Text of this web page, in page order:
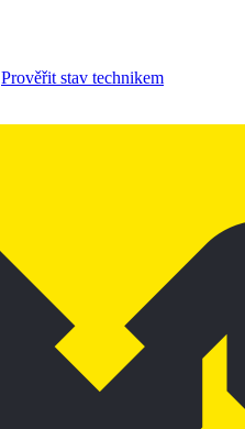
Prověřit stav technikem